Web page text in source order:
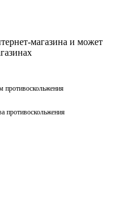
магазина и может
противоскольжения
противоскольжения